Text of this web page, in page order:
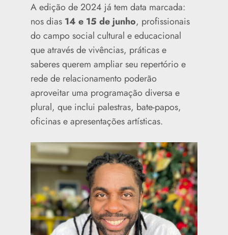
A edição de 2024 já tem data marcada:
nos dias 14 e 15 de junho, profissionais
do campo social cultural e educacional
que através de vivências, práticas e
saberes querem ampliar seu repertório e
rede de relacionamento poderão
aproveitar uma programação diversa e
plural, que inclui palestras, bate-papos,
oficinas e apresentações artísticas.